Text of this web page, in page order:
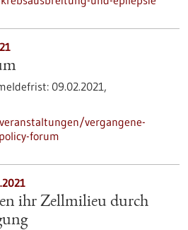
09.02.2021,
vergangene-
forum
ihr Zellmilieu durch